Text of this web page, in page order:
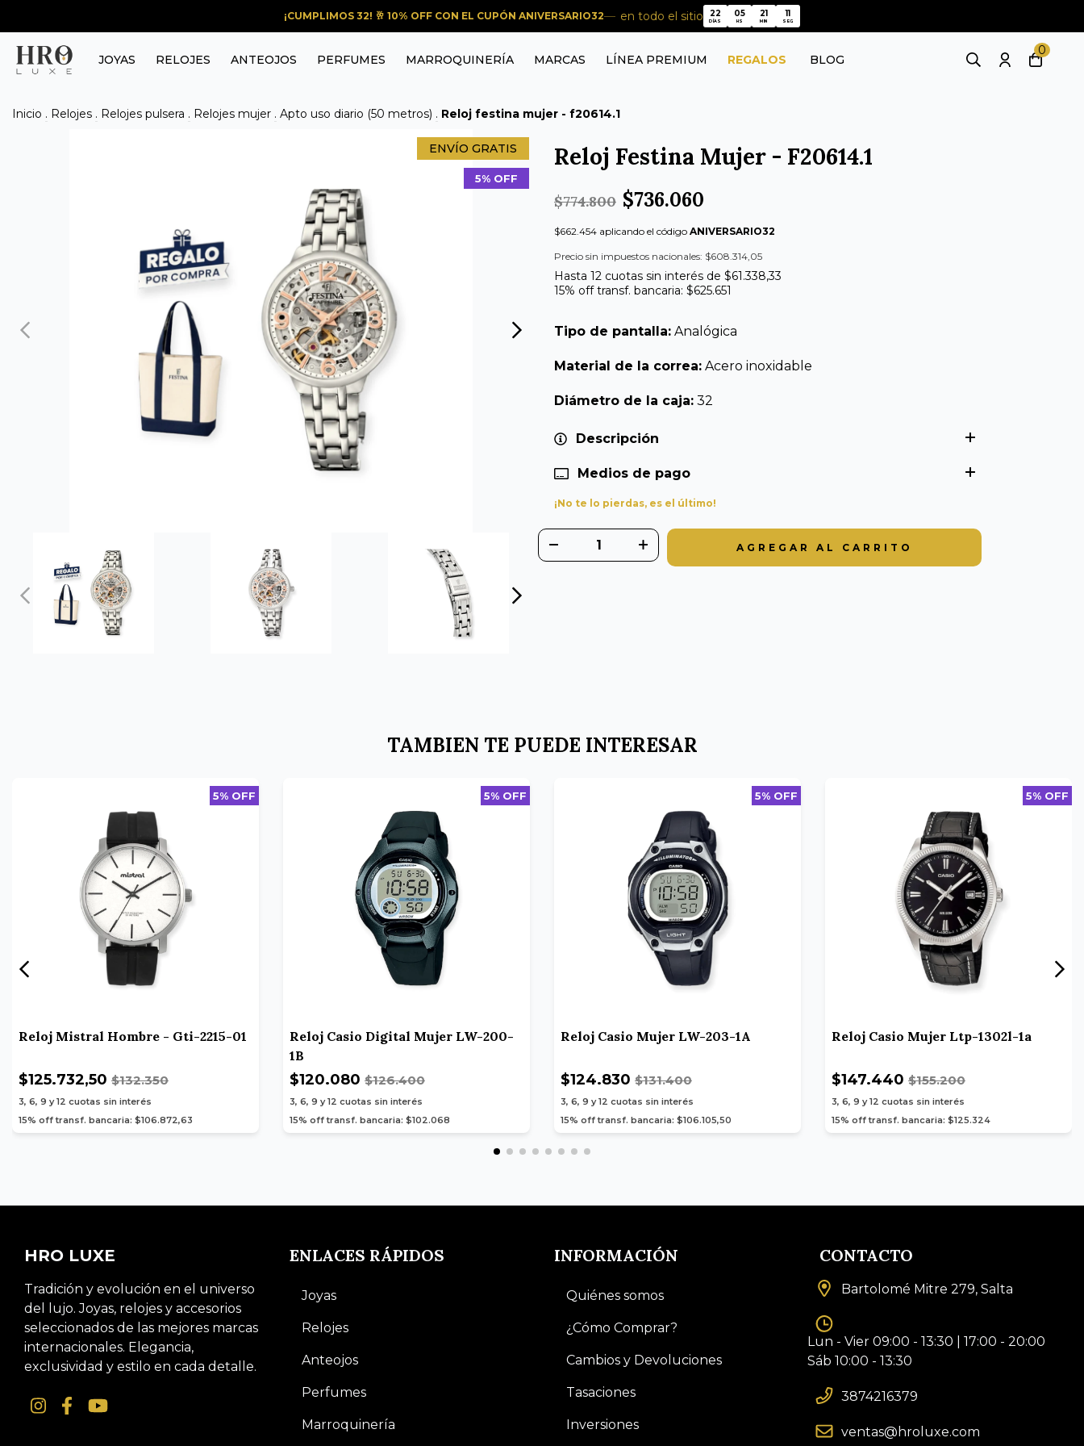
¡CUMPLIMOS 32! 🥂 10% OFF CON EL CUPÓN ANIVERSARIO32 en todo el sitio
22
22
DÍAS
05
05
HS
21
21
MIN
11
11
SEG
JOYAS RELOJES ANTEOJOS PERFUMES MARROQUINERÍA MARCAS LÍNEA PREMIUM REGALOS BLOG
0
Inicio . Relojes . Relojes pulsera . Relojes mujer . Apto uso diario (50 metros) . Reloj festina mujer - f20614.1
ENVÍO GRATIS
5% OFF
Reloj Festina Mujer - F20614.1
$774.800 $736.060
$662.454 aplicando el código ANIVERSARIO32
Precio sin impuestos nacionales: $608.314,05
Hasta 12 cuotas sin interés de $61.338,33
15% off transf. bancaria: $625.651
Tipo de pantalla: Analógica
Material de la correa: Acero inoxidable
Diámetro de la caja: 32
Descripción
Medios de pago
¡No te lo pierdas, es el último!
TAMBIEN TE PUEDE INTERESAR
5% OFF
Reloj Mistral Hombre - Gti-2215-01
$125.732,50 $132.350
3, 6, 9 y 12 cuotas sin interés
15% off transf. bancaria: $106.872,63
5% OFF
Reloj Casio Digital Mujer LW-200-
1B
$120.080 $126.400
3, 6, 9 y 12 cuotas sin interés
15% off transf. bancaria: $102.068
5% OFF
Reloj Casio Mujer LW-203-1A
$124.830 $131.400
3, 6, 9 y 12 cuotas sin interés
15% off transf. bancaria: $106.105,50
5% OFF
Reloj Casio Mujer Ltp-1302l-1a
$147.440 $155.200
3, 6, 9 y 12 cuotas sin interés
15% off transf. bancaria: $125.324
HRO LUXE
Tradición y evolución en el universo
del lujo. Joyas, relojes y accesorios
seleccionados de las mejores marcas
internacionales. Elegancia,
exclusividad y estilo en cada detalle.
ENLACES RÁPIDOS
Joyas
Relojes
Anteojos
Perfumes
Marroquinería
INFORMACIÓN
Quiénes somos
¿Cómo Comprar?
Cambios y Devoluciones
Tasaciones
Inversiones
CONTACTO
Bartolomé Mitre 279, Salta
Lun - Vier 09:00 - 13:30 | 17:00 - 20:00
Sáb 10:00 - 13:30
3874216379
ventas@hroluxe.com